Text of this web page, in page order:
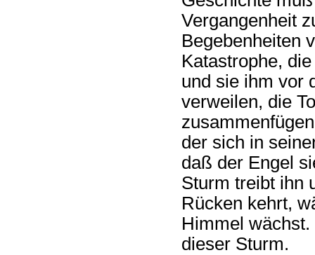
Vergangenheit
Begebenheiten
Katastrophe,
und sie ihm vor
verweilen, die
der sich in
daß der Engel
Sturm treibt ihn
Rücken kehrt,
Himmel
dieser Sturm.